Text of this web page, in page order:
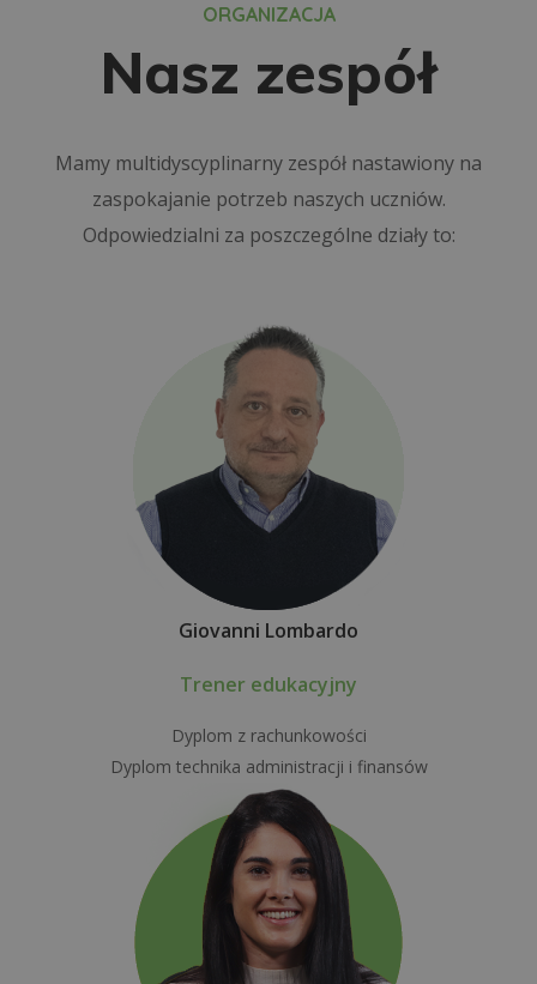
ORGANIZACJA
Nasz zespół
Mamy multidyscyplinarny zespół nastawiony na
zaspokajanie potrzeb naszych uczniów.
Odpowiedzialni za poszczególne działy to:
Giovanni Lombardo
Trener edukacyjny
Dyplom z rachunkowości
Dyplom technika administracji i finansów